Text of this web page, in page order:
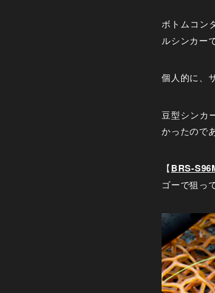
ボトムコン
ルシンカー
個人的に、
豆型シンカ
かったので
【BRS-
ゴーで狙っ